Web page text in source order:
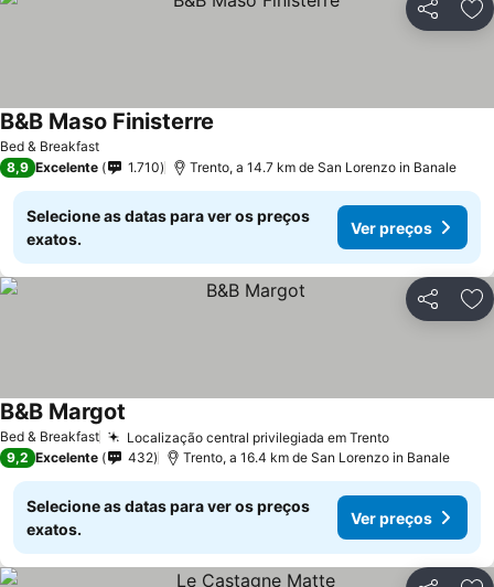
Partilhar
Bed & Breakfast
B&B Maso Finisterre
8,9 Excelente 1.710 Trento, a 14.7 km de San Lorenzo in Banale
Selecione as datas para ver os preços
exatos.
Ver preços
Partilhar
Bed & Breakfast Localização central privilegiada em TrentoVer preços
B&B Margot
9,2 Excelente 432 Trento, a 16.4 km de San Lorenzo in Banale
Selecione as datas para ver os preços
exatos.
Ver preços